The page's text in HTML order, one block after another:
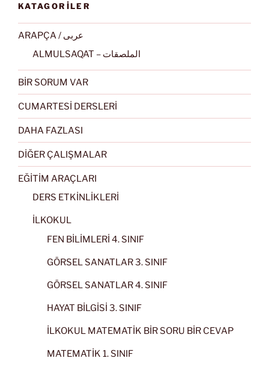
KATAGORİLER
ARAPÇA / عربى
ALMULSAQAT – الملصقات
BİR SORUM VAR
CUMARTESİ DERSLERİ
DAHA FAZLASI
DİĞER ÇALIŞMALAR
EĞİTİM ARAÇLARI
DERS ETKİNLİKLERİ
İLKOKUL
FEN BİLİMLERİ 4. SINIF
GÖRSEL SANATLAR 3. SINIF
GÖRSEL SANATLAR 4. SINIF
HAYAT BİLGİSİ 3. SINIF
İLKOKUL MATEMATİK BİR SORU BİR CEVAP
MATEMATİK 1. SINIF